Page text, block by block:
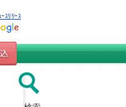
ｽﾘﾘｰｽ